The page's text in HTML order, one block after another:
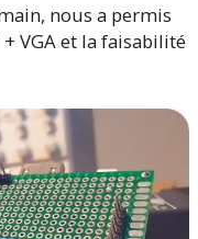
nous a permis
VGA et la faisabilité